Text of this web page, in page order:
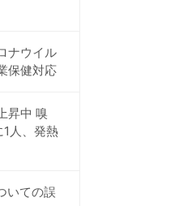
ナウイル
保健対応
昇中 嗅
人、発熱
いての誤